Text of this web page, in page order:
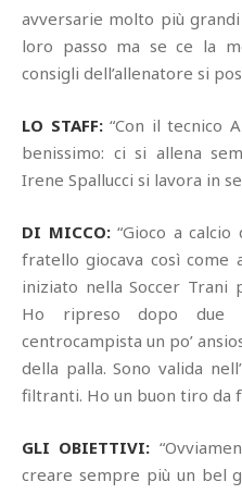
avversarie molto più
loro passo ma se ce la
consigli dell’allenatore si
LO STAFF: “Con il tecnico
benissimo: ci si allena
Irene Spallucci si lavora in
DI MICCO:“Gioco a
fratello giocava così come
iniziato nella Soccer Trani
Ho ripreso dopo due
centrocampista un po’
della palla. Sono valida
filtranti. Ho un buon tiro da
GLI OBIETTIVI:
creare sempre più un bel